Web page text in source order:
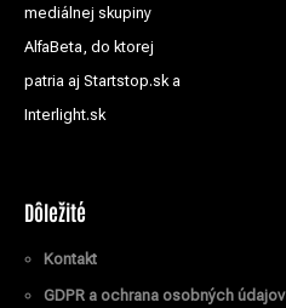
mediálnej skupiny
AlfaBeta, do ktorej
patria aj Startstop.sk a
Interlight.sk
Dôležité
Kontakt
GDPR a ochrana osobných údajov